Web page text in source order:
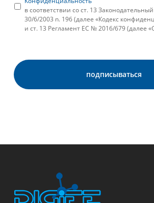
в соответствии со ст. 13
30/6/2003 n. 196 (далее «Кодекс
и ст. 13 Регламент ЕС № 2016/679 (далее